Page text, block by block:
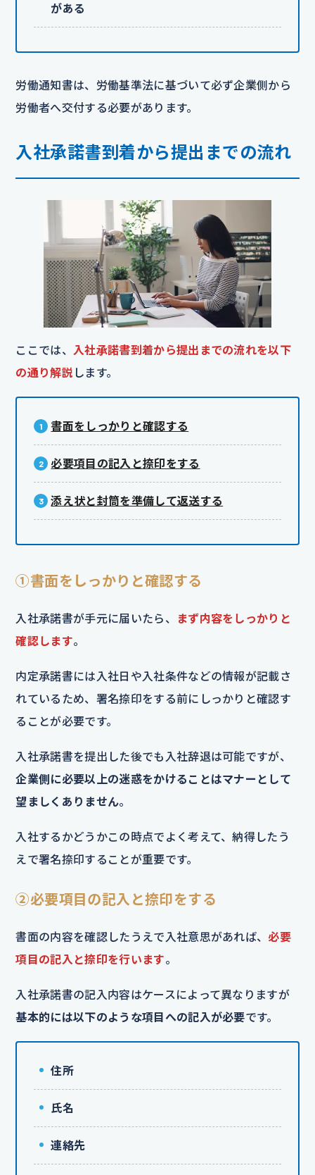
がある
労働通知書は、労働基準法に基づいて必ず企業側から
労働者へ交付する必要があります。
入社承諾書到着から提出までの流れ
ここでは、 入社承諾書到着から提出までの流れを以下
の通り解説 します。
書面をしっかりと確認する
必要項目の記入と捺印をする
添え状と封筒を準備して返送する
①書面をしっかりと確認する
入社承諾書が手元に届いたら、
まず内容をしっかりと
確認します。
内定承諾書には入社日や入社条件などの情報が記載さ
れているため、署名捺印をする前にしっかりと確認す
ることが必要です。
入社承諾書を提出した後でも入社辞退は可能ですが、
企業側に必要以上の迷惑をかけることはマナーとして
望ましくありません。
入社するかどうかこの時点でよく考えて、納得したう
えで署名捺印することが重要です。
②必要項目の記入と捺印をする
書面の内容を確認したうえで入社意思があれば、 必要
項目の記入と捺印を行います。
入社承諾書の記入内容はケースによって異なりますが
基本的には以下のような項目への記入が必要です。
住所
氏名
連絡先